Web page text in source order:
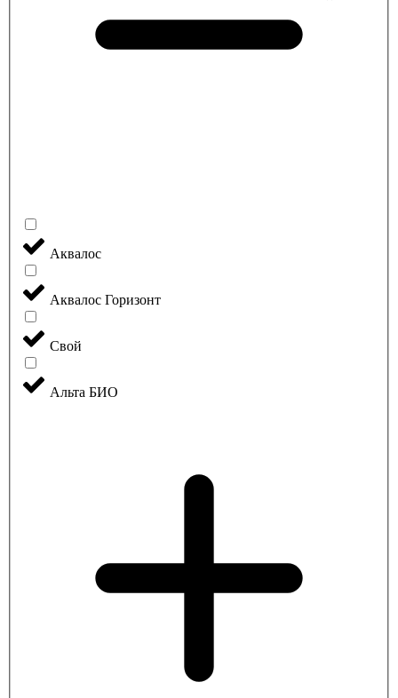
Аквалос
Аквалос Горизонт
Свой
Альта БИО